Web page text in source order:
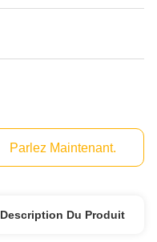
Parlez Maintenant.
Description Du Produit